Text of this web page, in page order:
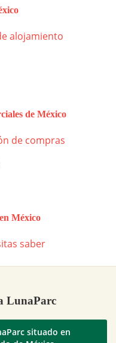
alojamiento
de México
de compras
México
saber
LunaParc
situado en